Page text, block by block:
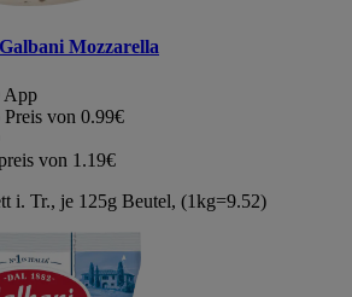
Galbani Mozzarella
App
von 0.99€
von 1.19€
i. Tr., je 125g Beutel, (1kg=9.52)